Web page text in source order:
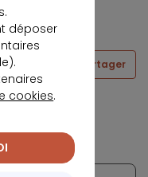
carré.
Partager
déposer
cookies.